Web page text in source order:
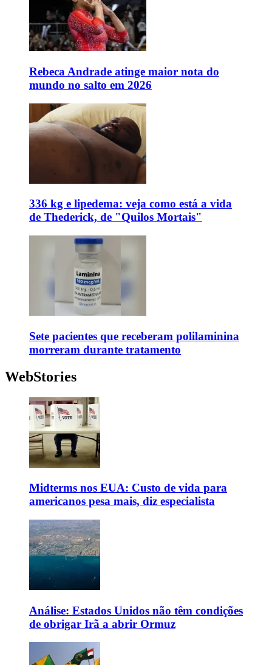
Rebeca Andrade atinge maior nota do
mundo no salto em 2026
336 kg e lipedema: veja como está a vida
de Thederick, de "Quilos Mortais"
Sete pacientes que receberam polilaminina
morreram durante tratamento
WebStories
Midterms nos EUA: Custo de vida para
americanos pesa mais, diz especialista
Análise: Estados Unidos não têm condições
de obrigar Irã a abrir Ormuz